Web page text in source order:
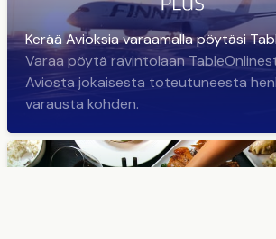
Kerää Avioksia varaamalla pöytäsi
Varaa pöytä ravintolaan
Aviosta jokaisesta toteutuneesta
varausta kohden.